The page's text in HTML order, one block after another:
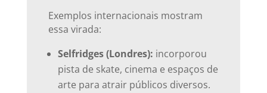
Exemplos internacionais mostram
essa virada:
Selfridges (Londres): incorporou
pista de skate, cinema e espaços de
arte para atrair públicos diversos.